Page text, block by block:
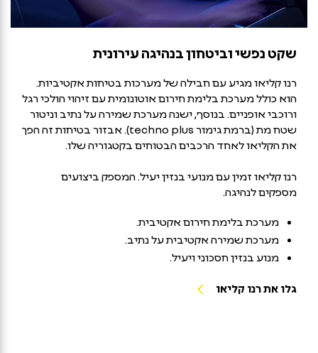
שקט נפשי וביטחון בנהיגה עירונית
רנו קליאו מגיע עם חבילה של מערכות בטיחות אקטיביות.
הוא כולל מערכת בלימת חירום אוטונומית עם זיהוי הולכי רגל
ורוכבי אופניים. בנוסף, ישנה מערכת שמירה על נתיב וניטור
שטח מת (ברמת גימור techno plus). אבזור בטיחות זה הפך
את הקליאו לאחד הרכבים הבטוחים בקטגוריה שלו.
רנו קליאו זמין עם מנועי בנזין יעיל. המספק ביצועים
מספקים לנהיגה.
מערכת בלימת חירום אקטיבית.
מערכת שמירה אקטיבית על נתיב.
מנוע בנזין חסכוני ויעיל.
גלו את רנו קליאו